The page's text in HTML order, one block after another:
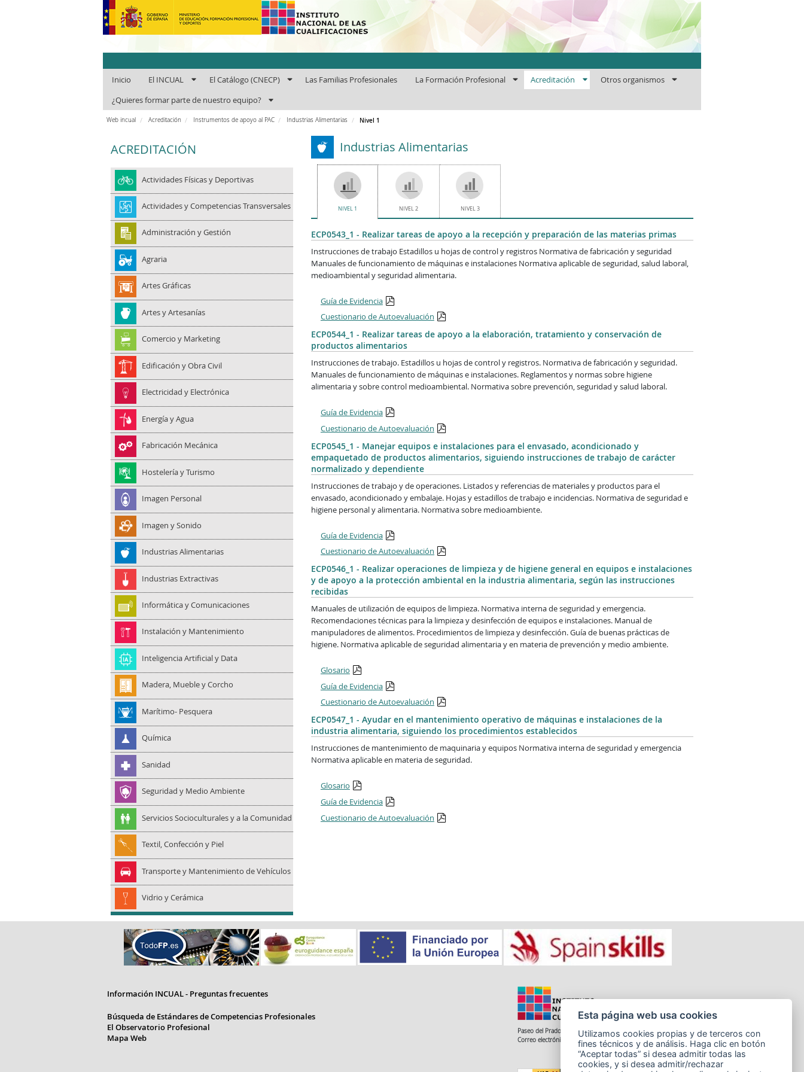
INCUAl - Instituto Nacional de las Cualificaciones
Inicio El INCUAL El Catálogo (CNECP) Las Familias Profesionales La Formación Profesional Acreditación Otros organismos
¿Quieres formar parte de nuestro equipo?
Web incual Acreditación Instrumentos de apoyo al PAC Industrias Alimentarias Nivel 1
ACREDITACIÓN
Actividades Físicas y Deportivas
Actividades y Competencias Transversales
Administración y Gestión
Agraria
Artes Gráficas
Artes y Artesanías
Comercio y Marketing
Edificación y Obra Civil
Electricidad y Electrónica
Energía y Agua
Fabricación Mecánica
Hostelería y Turismo
Imagen Personal
Imagen y Sonido
Industrias Alimentarias
Industrias Extractivas
Informática y Comunicaciones
Instalación y Mantenimiento
Inteligencia Artificial y Data
Madera, Mueble y Corcho
Marítimo- Pesquera
Química
Sanidad
Seguridad y Medio Ambiente
Servicios Socioculturales y a la Comunidad
Textil, Confección y Piel
Transporte y Mantenimiento de Vehículos
Vidrio y Cerámica
Industrias Alimentarias
NIVEL 1 NIVEL 2 NIVEL 3
ECP0543_1 - Realizar tareas de apoyo a la recepción y preparación de las materias primas
Instrucciones de trabajo Estadillos u hojas de control y registros Normativa de fabricación y seguridad
Manuales de funcionamiento de máquinas e instalaciones Normativa aplicable de seguridad, salud laboral,
medioambiental y seguridad alimentaria.
Guía de Evidencia
Cuestionario de Autoevaluación
ECP0544_1 - Realizar tareas de apoyo a la elaboración, tratamiento y conservación de
productos alimentarios
Instrucciones de trabajo. Estadillos u hojas de control y registros. Normativa de fabricación y seguridad.
Manuales de funcionamiento de máquinas e instalaciones. Reglamentos y normas sobre higiene
alimentaria y sobre control medioambiental. Normativa sobre prevención, seguridad y salud laboral.
Guía de Evidencia
Cuestionario de Autoevaluación
ECP0545_1 - Manejar equipos e instalaciones para el envasado, acondicionado y
empaquetado de productos alimentarios, siguiendo instrucciones de trabajo de carácter
normalizado y dependiente
Instrucciones de trabajo y de operaciones. Listados y referencias de materiales y productos para el
envasado, acondicionado y embalaje. Hojas y estadillos de trabajo e incidencias. Normativa de seguridad e
higiene personal y alimentaria. Normativa sobre medioambiente.
Guía de Evidencia
Cuestionario de Autoevaluación
ECP0546_1 - Realizar operaciones de limpieza y de higiene general en equipos e instalaciones
y de apoyo a la protección ambiental en la industria alimentaria, según las instrucciones
recibidas
Manuales de utilización de equipos de limpieza. Normativa interna de seguridad y emergencia.
Recomendaciones técnicas para la limpieza y desinfección de equipos e instalaciones. Manual de
manipuladores de alimentos. Procedimientos de limpieza y desinfección. Guía de buenas prácticas de
higiene. Normativa aplicable de seguridad alimentaria y en materia de prevención y medio ambiente.
Glosario
Guía de Evidencia
Cuestionario de Autoevaluación
ECP0547_1 - Ayudar en el mantenimiento operativo de máquinas e instalaciones de la
industria alimentaria, siguiendo los procedimientos establecidos
Instrucciones de mantenimiento de maquinaria y equipos Normativa interna de seguridad y emergencia
Normativa aplicable en materia de seguridad.
Glosario
Guía de Evidencia
Cuestionario de Autoevaluación
Información INCUAL - Preguntas frecuentes
Búsqueda de Estándares de Competencias Profesionales
El Observatorio Profesional
Mapa Web
Paseo del Prado 28, 1ª Planta - 28014 Madrid
Correo electrónico: informacion.incual@educacion.gob.es
Esta página web usa cookies
Utilizamos cookies propias y de terceros con
fines técnicos y de análisis. Haga clic en botón
“Aceptar todas” si desea admitir todas las
cookies, y si desea admitir/rechazar